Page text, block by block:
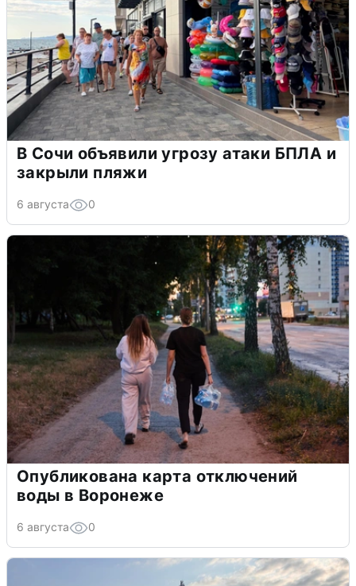
В Сочи объявили угрозу атаки БПЛА и
закрыли пляжи
6 августа 0
Опубликована карта отключений
воды в Воронеже
6 августа 0